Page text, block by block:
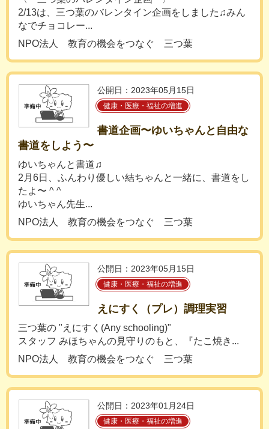
2/13は、三つ葉のバレンタイン企画をしました♫みん
なでチョコレー...
NPO法人 教育の機会をつなぐ 三つ葉
公開日：2023年05月15日
健康・医療・福祉の増進
書道企画〜ゆいちゃんと自由な
書道をしよう〜
ゆいちゃんと書道♫
2月6日、ふんわり優しい結ちゃんと一緒に、書道をし
たよ〜 ^ ^
ゆいちゃん先生...
NPO法人 教育の機会をつなぐ 三つ葉
公開日：2023年05月15日
健康・医療・福祉の増進
えにすく（プレ）調理実習
三つ葉の "えにすく(Any schooling)"
スタッフ みほちゃんの見守りのもと、『たこ焼き...
NPO法人 教育の機会をつなぐ 三つ葉
公開日：2023年01月24日
健康・医療・福祉の増進